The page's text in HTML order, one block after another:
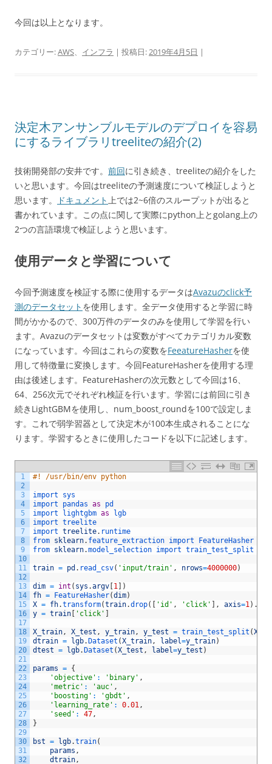
今回は以上となります。
カテゴリー:AWS、 インフラ | 投稿日:2019年4月5日 |
決定木アンサンブルモデルのデプロイを容易
にするライブラリtreeliteの紹介(2)
技術開発部の安井です。 前回に引き続き、treeliteの紹介をした
いと思います。今回はtreeliteの予測速度について検証しようと
思います。
ドキュメント 上では2~6倍のスループットが出ると
書かれています。この点に関して実際にpython上とgolang上の
2つの言語環境で検証しようと思います。
使用データと学習について
今回予測速度を検証する際に使用するデータはAvazuのclick予
測のデータセット を使用します。全データ使用すると学習に時
間がかかるので、300万件のデータのみを使用して学習を行い
ます。Avazuのデータセットは変数がすべてカテゴリカル変数
になっています。今回はこれらの変数をFeeatureHasherを使
用して特徴量に変換します。今回FeatureHasherを使用する理
由は後述します。FeatureHasherの次元数として今回は16、
64、256次元でそれぞれ検証を行います。学習には前回に引き
続きLightGBMを使用し、num_boost_roundを100で設定しま
す。これで弱学習器として決定木が100本生成されることにな
ります。学習するときに使用したコードを以下に記述します。
1
2
3
4
5
6
7
8
9
10
11
12
13
14
15
16
17
18
19
20
21
22
23
24
25
26
27
28
29
30
31
32
#! /usr/bin/env python
import sys
import pandas as
pd
import lightgbm as
lgb
import treelite
import treelite. runtime
from sklearn. feature_extraction import FeatureHasher
from sklearn.model_selection import train_test_split
train = pd . read_csv( 'input/train' , nrows=4000000)
dim = int ( sys .argv [1 ] )
fh = FeatureHasher(dim)
X = fh.transform(train.drop( [ 'id' , 'click' ] , axis=1 ) .
y = train [ 'click' ]
X_train , X_test , y_train , y_test = train_test_split (X
dtrain = lgb.Dataset (X_train , label=y_train)
dtest = lgb.Dataset (X_test , label=y_test )
params = {
'objective' : 'binary' ,
'metric' : 'auc' ,
'boosting' : 'gbdt' ,
'learning_rate' : 0.01 ,
'seed' : 47 ,
}
bst = lgb.train(
params ,
dtrain ,